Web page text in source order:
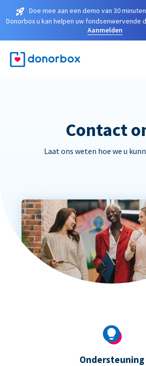
Doe mee aan een demo van 30
Donorbox u kan helpen uw fondsenwervende
Aanmelden
Contact
Laat ons weten hoe we u
Ondersteuning